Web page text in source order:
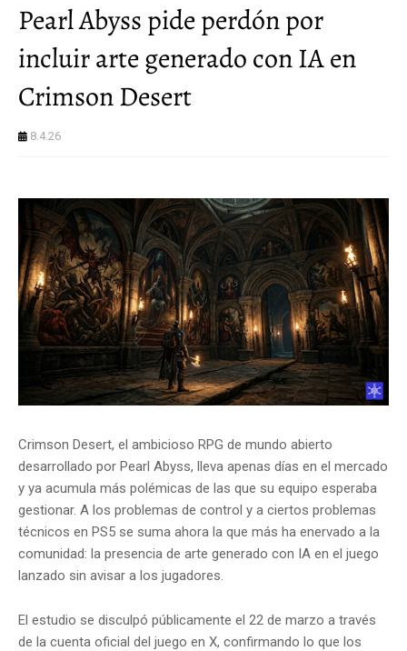
Pearl Abyss pide perdón por
incluir arte generado con IA en
Crimson Desert
8.4.26
Crimson Desert, el ambicioso RPG de mundo abierto
desarrollado por Pearl Abyss, lleva apenas días en el mercado
y ya acumula más polémicas de las que su equipo esperaba
gestionar. A los problemas de control y a ciertos problemas
técnicos en PS5 se suma ahora la que más ha enervado a la
comunidad: la presencia de arte generado con IA en el juego
lanzado sin avisar a los jugadores.
El estudio se disculpó públicamente el 22 de marzo a través
de la cuenta oficial del juego en X, confirmando lo que los